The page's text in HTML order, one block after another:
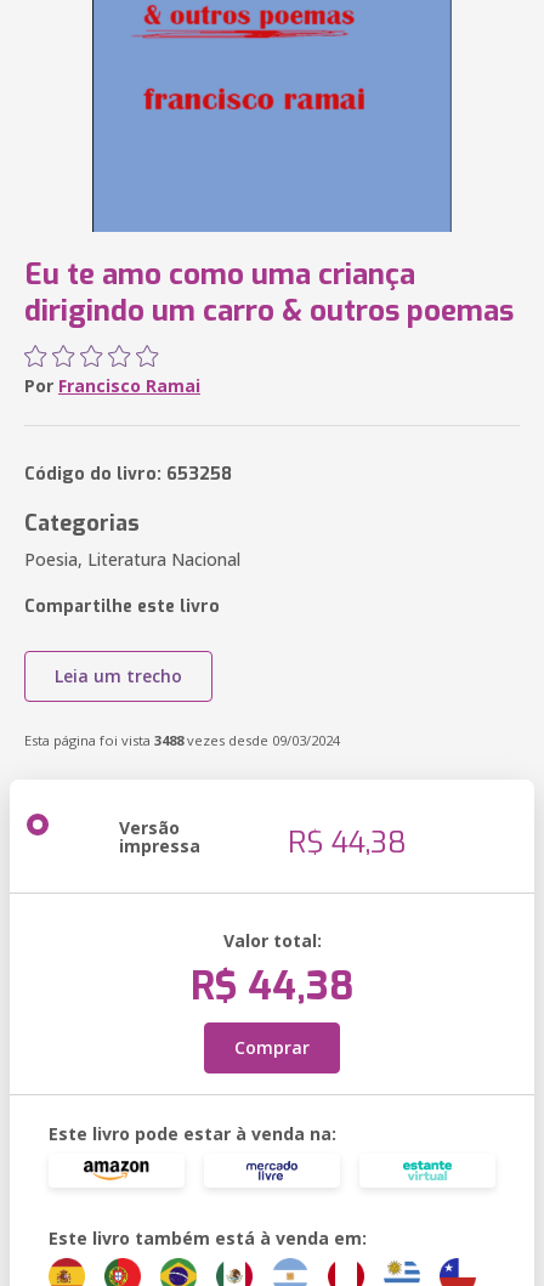
Eu te amo como uma criança
dirigindo um carro & outros poemas
Por Francisco Ramai
Código do livro: 653258
Categorias
Poesia, Literatura Nacional
Compartilhe este livro
Leia um trecho
Esta página foi vista 3488vezes desde 09/03/2024
Versão
impressa R$ 44,38
Valor total:
R$ 44,38
Comprar
Este livro pode estar à venda na:
Este livro também está à venda em: